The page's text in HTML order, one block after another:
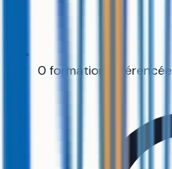
0 formation référencée